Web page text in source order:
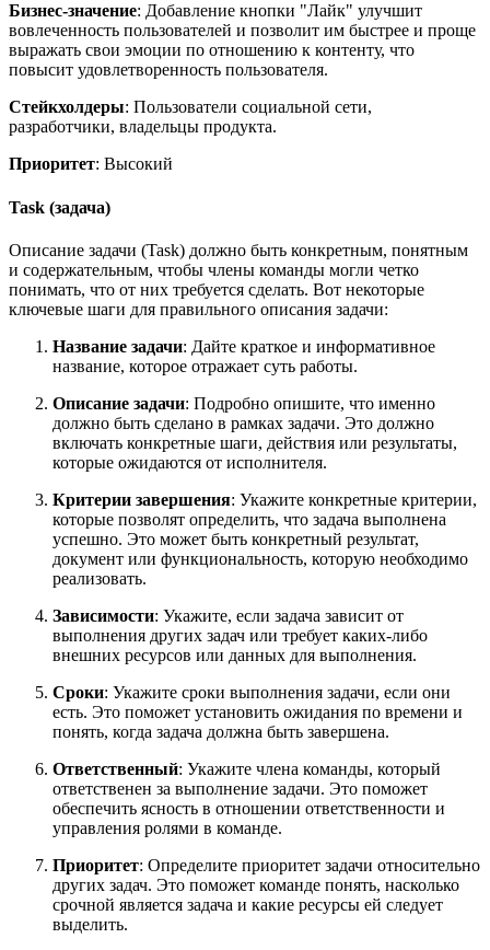
Бизнес-значение: Добавление кнопки "Лайк" улучшит
вовлеченность пользователей и позволит им быстрее и проще
выражать свои эмоции по отношению к контенту, что
повысит удовлетворенность пользователя.
Стейкхолдеры: Пользователи социальной сети,
разработчики, владельцы продукта.
Приоритет: Высокий
Task (задача)
Описание задачи (Task) должно быть конкретным, понятным
и содержательным, чтобы члены команды могли четко
понимать, что от них требуется сделать. Вот некоторые
ключевые шаги для правильного описания задачи:
Название задачи: Дайте краткое и информативное
название, которое отражает суть работы.
Описание задачи: Подробно опишите, что именно
должно быть сделано в рамках задачи. Это должно
включать конкретные шаги, действия или результаты,
которые ожидаются от исполнителя.
Критерии завершения: Укажите конкретные критерии,
которые позволят определить, что задача выполнена
успешно. Это может быть конкретный результат,
документ или функциональность, которую необходимо
реализовать.
Зависимости: Укажите, если задача зависит от
выполнения других задач или требует каких-либо
внешних ресурсов или данных для выполнения.
Сроки: Укажите сроки выполнения задачи, если они
есть. Это поможет установить ожидания по времени и
понять, когда задача должна быть завершена.
Ответственный: Укажите члена команды, который
ответственен за выполнение задачи. Это поможет
обеспечить ясность в отношении ответственности и
управления ролями в команде.
Приоритет: Определите приоритет задачи относительно
других задач. Это поможет команде понять, насколько
срочной является задача и какие ресурсы ей следует
выделить.